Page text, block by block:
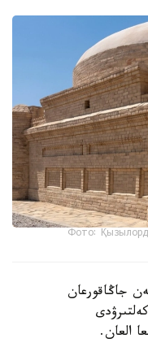
Фото:
جاڭاقورعان
العان.